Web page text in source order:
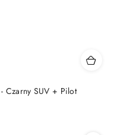
Czarny SUV + Pilot